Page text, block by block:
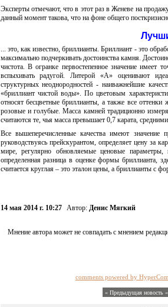
Эксперты отмечают, что в этот раз в Женеве на
данный момент такова, что на фоне общего
... это, как известно, бриллианты. Бриллиант - это
максимально подчеркивать достоинства камня.
чистота. В огранке первостепенное значение имеет
вспыхивать радугой. Литерой «А» оценивают
структурных неоднородностей - наиважнейшие
«бриллиант чистой воды». По цветовым
относят бесцветные бриллианты, а также все оттенки
розовые и голубые. Масса камней традиционно
считаются те, чья масса превышает 0,7 карата,
Все вышеперечисленные качества имеют значение
руководствуясь прейскурантом, определяет цену за
мире, регулярно обновляемые ценовые параметры,
определенная разница в оценке формы бриллианта,
считается круглая – это эталон цены, а бриллианты с
14 мая 2014 г. 10:27 Автор: Денис Мягкий
Мнение автора может не совпадать с мнением
comments powered by
« Предыдущая новость «